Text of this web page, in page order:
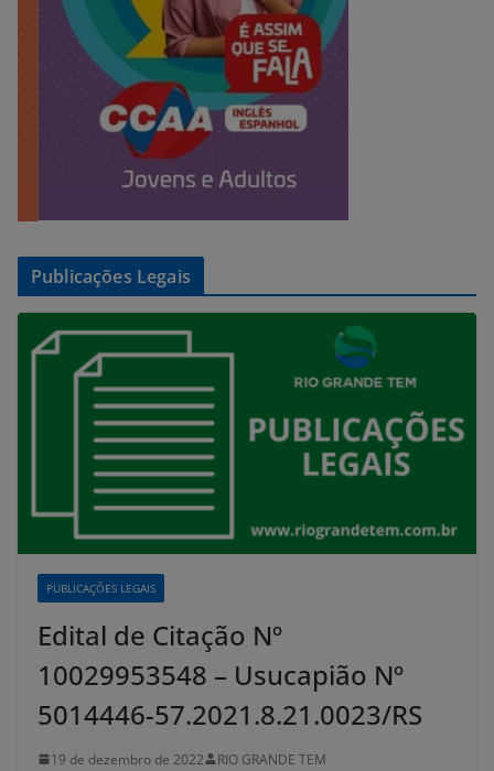
Publicações Legais
PUBLICAÇÕES LEGAIS
Edital de Citação Nº
10029953548 – Usucapião Nº
5014446-57.2021.8.21.0023/RS
19 de dezembro de 2022 RIO GRANDE TEM